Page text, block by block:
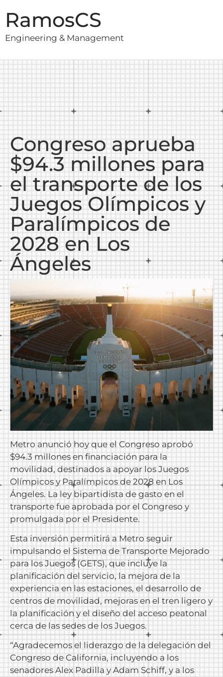
RamosCS
Engineering & Management
Congreso aprueba
$94.3 millones para
el transporte de los
Juegos Olímpicos y
Paralímpicos de
2028 en Los
Ángeles
Metro anunció hoy que el Congreso aprobó
$94.3 millones en financiación para la
movilidad, destinados a apoyar los Juegos
Olímpicos y Paralímpicos de 2028 en Los
Ángeles. La ley bipartidista de gasto en el
transporte fue aprobada por el Congreso y
promulgada por el Presidente.
Esta inversión permitirá a Metro seguir
impulsando el Sistema de Transporte Mejorado
para los Juegos (GETS), que incluye la
planificación del servicio, la mejora de la
experiencia en las estaciones, el desarrollo de
centros de movilidad, mejoras en el tren ligero y
la planificación y el diseño del acceso peatonal
cerca de las sedes de los Juegos.
“Agradecemos el liderazgo de la delegación del
Congreso de California, incluyendo a los
senadores Alex Padilla y Adam Schiff, y a los